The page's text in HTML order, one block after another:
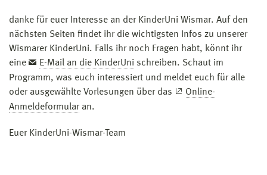
danke für euer Interesse an der KinderUni Wismar. Auf den
nächsten Seiten findet ihr die wichtigsten Infos zu unserer
Wismarer KinderUni. Falls ihr noch Fragen habt, könnt ihr
eine
E-Mail an die KinderUni schreiben. Schaut im
Programm, was euch interessiert und meldet euch für alle
oder ausgewählte Vorlesungen über das
Online-
Anmeldeformularan.
Euer KinderUni-Wismar-Team